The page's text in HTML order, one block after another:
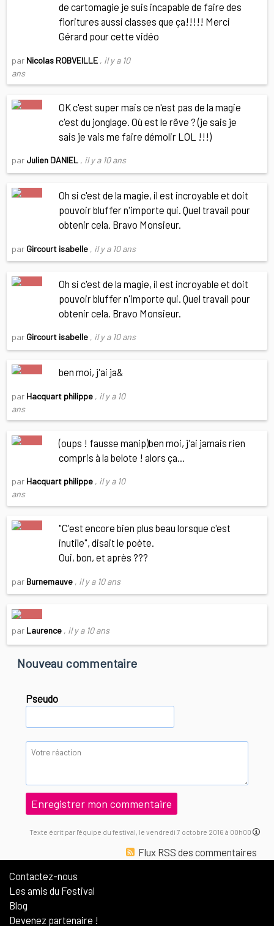
de cartomagie je suis incapable de faire des
fioritures aussi classes que ça!!!!! Merci
Gérard pour cette vidéo
par Nicolas ROBVEILLE , il y a 10
ans
OK c'est super mais ce n'est pas de la magie
c'est du jonglage. Où est le rêve ? (je sais je
sais je vais me faire démolir LOL !!!)
par Julien DANIEL , il y a 10 ans
Oh si c'est de la magie, il est incroyable et doit
pouvoir bluffer n'importe qui. Quel travail pour
obtenir cela. Bravo Monsieur.
par Gircourt isabelle , il y a 10 ans
Oh si c'est de la magie, il est incroyable et doit
pouvoir bluffer n'importe qui. Quel travail pour
obtenir cela. Bravo Monsieur.
par Gircourt isabelle , il y a 10 ans
ben moi, j'ai ja&
par Hacquart philippe , il y a 10
ans
(oups ! fausse manip)ben moi, j'ai jamais rien
compris à la belote ! alors ça...
par Hacquart philippe , il y a 10
ans
"C'est encore bien plus beau lorsque c'est
inutile", disait le poète.
Oui, bon, et après ???
par Burnemauve , il y a 10 ans
par Laurence , il y a 10 ans
Nouveau commentaire
Pseudo
Texte écrit par l'équipe du festival, le vendredi 7 octobre 2016 à 00h00
Flux RSS des commentaires
Contactez-nous
Les amis du Festival
Blog
Devenez partenaire !